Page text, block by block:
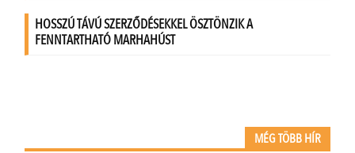
MÉG TÖBB HÍR